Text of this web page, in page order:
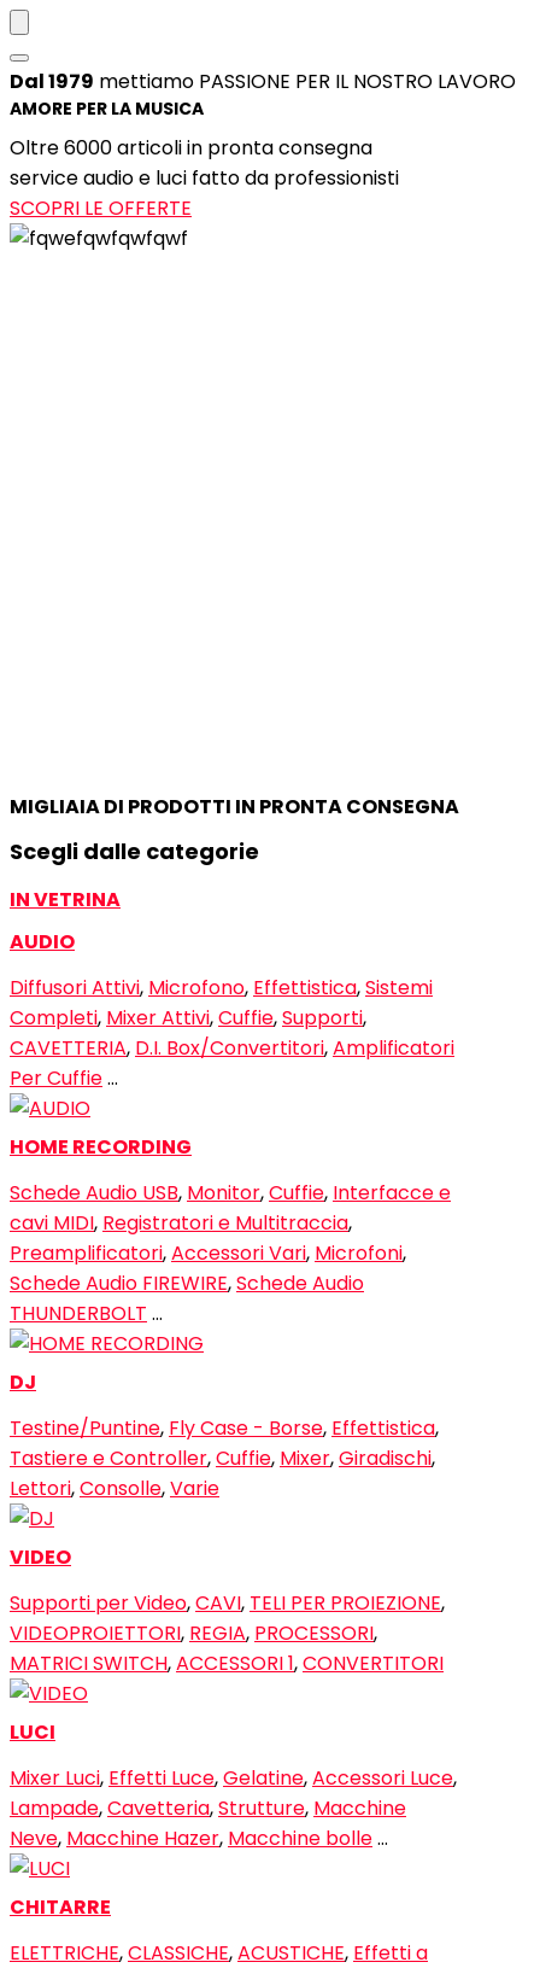
Dal 1979 mettiamo PASSIONE PER IL NOSTRO LAVORO
AMORE PER LA MUSICA
Oltre 6000 articoli in pronta consegna
service audio e luci fatto da professionisti
SCOPRI LE OFFERTE
MIGLIAIA DI PRODOTTI IN PRONTA CONSEGNA
Scegli dalle categorie
IN VETRINA
AUDIO
Diffusori Attivi, Microfono, Effettistica,Sistemi
Completi, Mixer Attivi,Cuffie,Supporti,
CAVETTERIA, D.I. Box/Convertitori,Amplificatori
Per Cuffie…
HOME RECORDING
Schede Audio USB, Monitor,Cuffie, Interfacce e
cavi MIDI, Registratori e Multitraccia,
Preamplificatori,Accessori Vari, Microfoni,
Schede Audio FIREWIRE,Schede Audio
THUNDERBOLT …
DJ
Testine/Puntine, Fly Case - Borse, Effettistica,
Tastiere e Controller,Cuffie, Mixer,Giradischi,
Lettori,Consolle,Varie
VIDEO
Supporti per Video,CAVI, TELI PER PROIEZIONE,
VIDEOPROIETTORI, REGIA, PROCESSORI,
MATRICI SWITCH,ACCESSORI 1,CONVERTITORI
LUCI
Mixer Luci, Effetti Luce,Gelatine,Accessori Luce,
Lampade,Cavetteria,Strutture, Macchine
Neve, Macchine Hazer, Macchine bolle…
CHITARRE
ELETTRICHE,CLASSICHE,ACUSTICHE, Effetti a